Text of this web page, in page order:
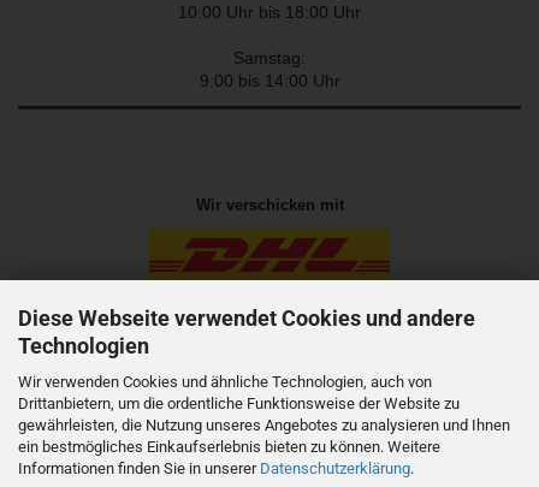
Diese Webseite verwendet Cookies und andere
Technologien
Wir verwenden Cookies und ähnliche Technologien, auch von
Drittanbietern, um die ordentliche Funktionsweise der Website zu
gewährleisten, die Nutzung unseres Angebotes zu analysieren und Ihnen
ein bestmögliches Einkaufserlebnis bieten zu können. Weitere
Informationen finden Sie in unserer Datenschutzerklärung.
10:00 Uhr bis 18:00 Uhr
Samstag:
9:00 bis 14:00 Uhr
Wir verschicken mit
innerhalb Deutschland für nur 5,90 Euro
oder holen Sie die Ware einfach
selbst in derGeschäftsstelleab